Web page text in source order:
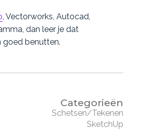
, Vectorworks, Autocad,
dan leer je dat
goed benutten.
Categorieën
Schetsen/Tekenen
SketchUp